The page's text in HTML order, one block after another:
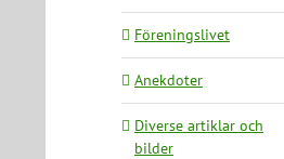
Föreningslivet
Anekdoter
Diverse artiklar och
bilder